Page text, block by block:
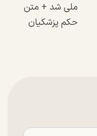
ملی شد + متن
حکم پزشکیان